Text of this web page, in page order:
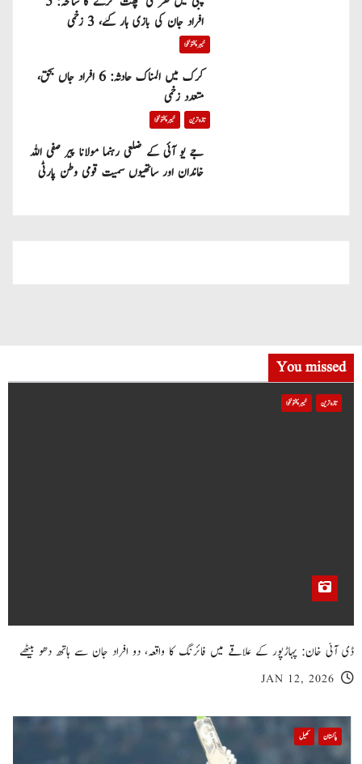
افراد جان کی بازی ہار گئے، 3 زخمی
خیبر پختونخوا
کرک میں المناک حادثہ: 6 افراد جاں بحق،
متعدد زخمی
تازہ ترین خیبر پختونخوا
جے یو آئی کے ضلعی رہنما مولانا پیر صفی اللہ
خاندان اور ساتھیوں سمیت قومی وطن پارٹی
You missed
تازہ ترین خیبر پختونخوا
ڈی آئی خان: پہاڑپور کے علاقے میں فائرنگ کا واقعہ، دو افراد جان سے ہاتھ دھو بیٹھے
JAN 12, 2026
پاکستان کھیل